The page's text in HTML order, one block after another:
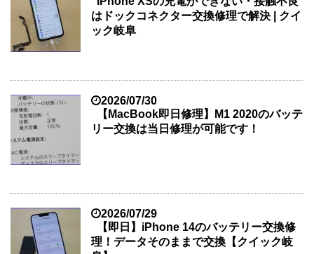
はドックコネクター交換修理で解決 | クイ
ック岐阜
2026/07/30
【MacBook即日修理】M1 2020のバッテ
リー交換は当日修理が可能です！
2026/07/29
【即日】iPhone 14のバッテリー交換修
理！データそのままで交換【クイック岐